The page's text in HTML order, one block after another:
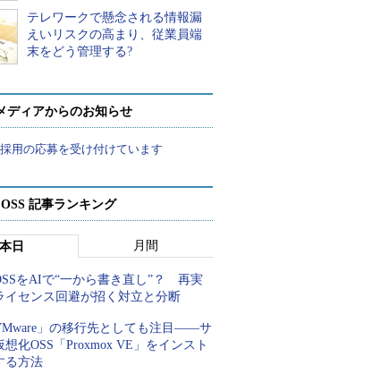
テレワークで懸念される情報漏
えいリスクの高まり、従業員端
末をどう管理する?
ディアからのお知らせ
用の応募を受け付けています
記事ランキング
本日 月間
をAIで“一から書き直し”？ 再実
イセンス回避が招く対立と分断
」の移行先としても注目――サ
想化OSS「Proxmox VE」をインスト
る方法